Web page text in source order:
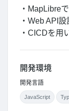
・MapLibre
・Web API
・CICDを用
開発環境
開発言語
JavaScript